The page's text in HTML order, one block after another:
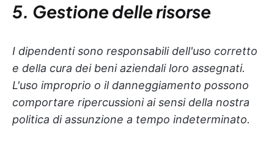
5. Gestione delle risorse
I dipendenti sono responsabili dell'uso corretto
e della cura dei beni aziendali loro assegnati.
L'uso improprio o il danneggiamento possono
comportare ripercussioni ai sensi della nostra
politica di assunzione a tempo indeterminato.